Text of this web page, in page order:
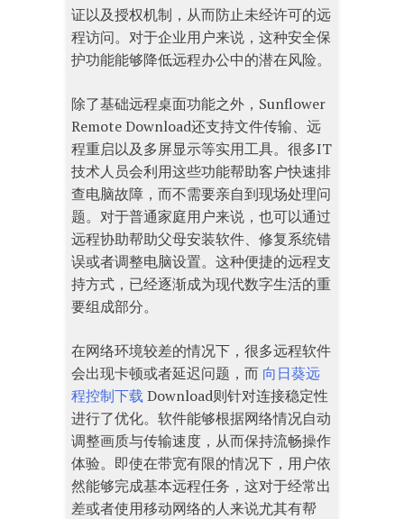
证以及授权机制，从而防止未经许可的远
程访问。对于企业用户来说，这种安全保
护功能能够降低远程办公中的潜在风险。
除了基础远程桌面功能之外，Sunflower
Remote Download还支持文件传输、远
程重启以及多屏显示等实用工具。很多IT
技术人员会利用这些功能帮助客户快速排
查电脑故障，而不需要亲自到现场处理问
题。对于普通家庭用户来说，也可以通过
远程协助帮助父母安装软件、修复系统错
误或者调整电脑设置。这种便捷的远程支
持方式，已经逐渐成为现代数字生活的重
要组成部分。
在网络环境较差的情况下，很多远程软件
会出现卡顿或者延迟问题，而 向日葵远
程控制下载 Download则针对连接稳定性
进行了优化。软件能够根据网络情况自动
调整画质与传输速度，从而保持流畅操作
体验。即使在带宽有限的情况下，用户依
然能够完成基本远程任务，这对于经常出
差或者使用移动网络的人来说尤其有帮